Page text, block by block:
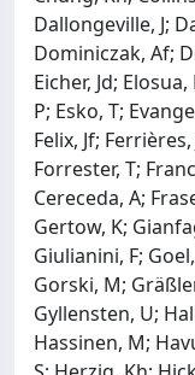
Dallongeville, J;
Dominiczak, Af;
Eicher, Jd;
P; Esko, T;
Felix, Jf;
Forrester, T;
Cereceda, A;
Gertow, K;
Giulianini, F;
Gorski, M;
Gyllensten, U;
Hassinen, M;